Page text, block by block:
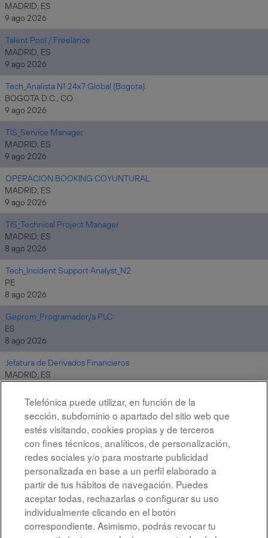
MADRID, ES
9 ago 2026
Talent Pool / Freelance
MADRID, ES
9 ago 2026
Tech_Analista N1 24x7 Global (Bogota)
BOGOTA D.C., CO
9 ago 2026
TIS_Service Manager
MADRID, ES
9 ago 2026
OPERACION BOOKING COYUNTURAL
MADRID, ES
9 ago 2026
TIS_Technical Project Manager
MADRID, ES
8 ago 2026
Tech_Incident Support Analyst_N2
PE
8 ago 2026
Geprom_Programador/a PLC
ES
8 ago 2026
Jefatura de Derivados Financieros
MADRID, ES
Resultados
Aviso legal
Telefónica puede utilizar, en función de la
sección, subdominio o apartado del sitio web que
estés visitando, cookies propias y de terceros
con fines técnicos, analíticos, de personalización,
redes sociales y/o para mostrarte publicidad
personalizada en base a un perfil elaborado a
partir de tus hábitos de navegación. Puedes
aceptar todas, rechazarlas o configurar su uso
individualmente clicando en el botón
correspondiente. Asimismo, podrás revocar tu